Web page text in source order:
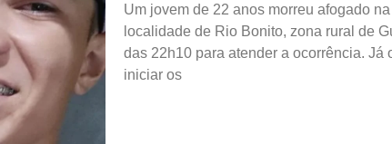
Um jovem de 22 anos morreu afogado
localidade de Rio Bonito, zona rural de
das 22h10 para atender a ocorrência.
iniciar os